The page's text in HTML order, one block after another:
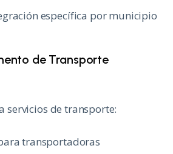
específica por municipio
de Transporte
servicios de transporte:
transportadoras